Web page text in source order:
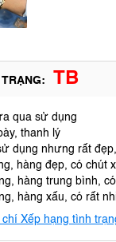
TB
qua sử dụng
thanh lý
dụng nhưng rất
hàng đẹp, có chút
hàng trung bình,
hàng xấu, có rất
Xếp hạng tình